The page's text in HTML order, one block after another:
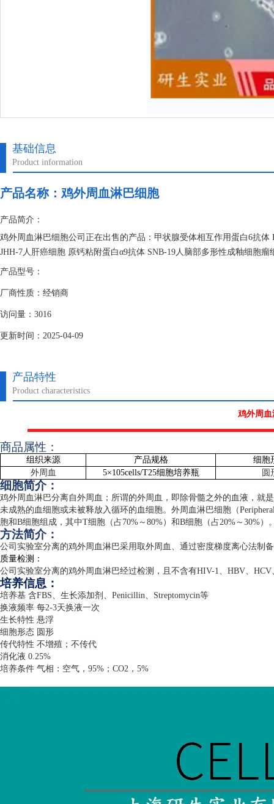
基础信息
Product information
产品名称： 鸡外周血淋巴细胞
产品简介：
鸡外周血淋巴细胞公司正在出售的产品：甲状腺受体相互作用蛋白6抗
JHH-7人肝癌细胞 原钙粘附蛋白α9抗体 SNB-19人脑部多形性成釉细胞
产品型号：
厂商性质：经销商
访问量：3016
更新时间：2025-04-09
产品特性
Product characteristics
鸡外周
商品属性：
组织来源 产品规格
细胞
外周血
5×105cells/T25细胞培养瓶 圆
细胞简介：
鸡外周血淋巴分离自外周血；所谓的外周血，即除骨髓之外的血液，就
未成熟的血细胞或未被释放入循环的血细胞。外周血淋巴细胞（
胞和B细胞组成，其中T细胞（占70% ～ 80%）和B细胞（占20% ～ 30%）
方法简介：
公司实验室分离的鸡外周血淋巴采用取外周血、通过密度梯度离心法制
质量检测：
公司实验室分离的鸡外周血淋巴经过检测，且不含有HIV-1、 HBV、 HCV
培养信息：
培养基 含FBS、生长添加剂、 Penicillin、 Streptomycin等
换液频率 每2-3天换液一次
生长特性 悬浮
细胞形态 圆形
传代特性 不增殖；不传代
消化液 0.25%
培养条件 气相：空气， 95% ； CO2 ， 5%